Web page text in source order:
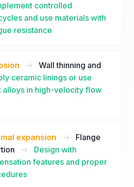
controlled
and use materials with
resistance
->
Wall thinning and
ceramic linings or use
alloys in high-velocity flow
expansion ->
Flange
->
Design with
features and proper